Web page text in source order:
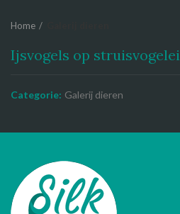
Home
Ijsvogels op struisvogelei
Categorie: Galerij dieren